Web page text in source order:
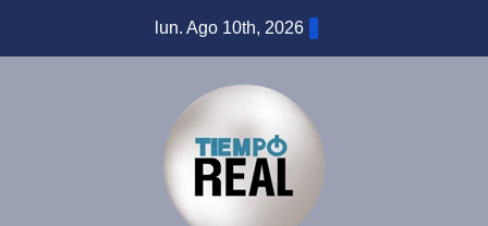
lun. Ago 10th, 2026